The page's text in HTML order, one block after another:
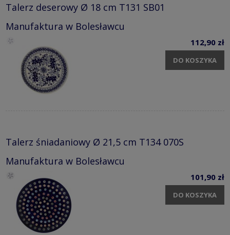
Talerz deserowy Ø 18 cm T131 SB01
Manufaktura w Bolesławcu
112,90 zł
DO KOSZYKA
Talerz śniadaniowy Ø 21,5 cm T134 070S
Manufaktura w Bolesławcu
101,90 zł
DO KOSZYKA